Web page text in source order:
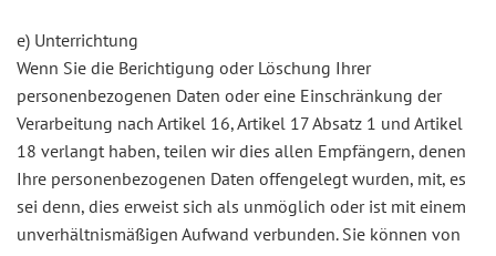
e) Unterrichtung
Wenn Sie die Berichtigung oder Löschung Ihrer
personenbezogenen Daten oder eine Einschränkung der
Verarbeitung nach Artikel 16, Artikel 17 Absatz 1 und Artikel
18 verlangt haben, teilen wir dies allen Empfängern, denen
Ihre personenbezogenen Daten offengelegt wurden, mit, es
sei denn, dies erweist sich als unmöglich oder ist mit einem
unverhältnismäßigen Aufwand verbunden. Sie können von